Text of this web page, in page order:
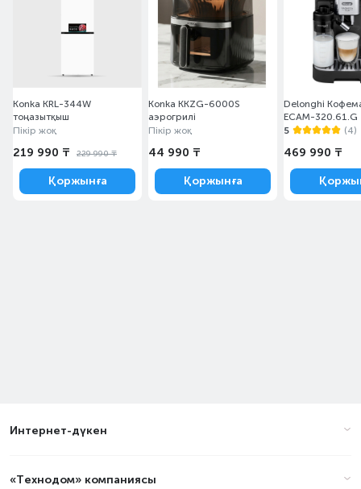
Konka KRL-344W
тоңазытқыш
Пікір жоқ
219 990 ₸ 229 990 ₸
Қоржынға
Konka KKZG-6000S
аэрогрилі
Пікір жоқ
44 990 ₸
Қоржынға
Delonghi
ECAM-320.61.G
5
(4)
469 990 ₸
Интернет-дүкен
«Технодом» компаниясы